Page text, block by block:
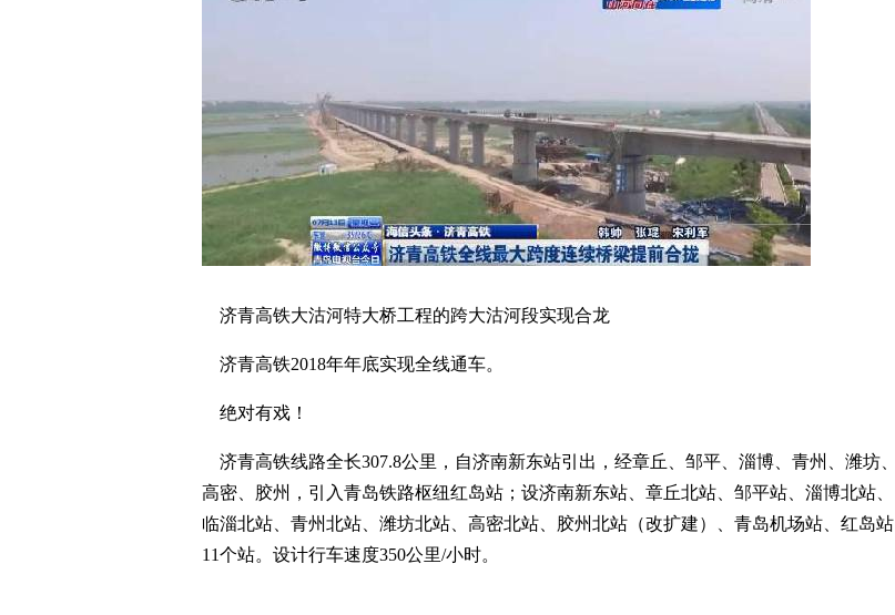
济青高铁大沽河特大桥工程的跨大沽河段实现合龙
济青高铁2018年年底实现全线通车。
绝对有戏！
济青高铁线路全长307.8公里，自济南新东站引出，经章丘、邹平、淄博、青州、潍坊、
高密、胶州，引入青岛铁路枢纽红岛站；设济南新东站、章丘北站、邹平站、淄博北站、
临淄北站、青州北站、潍坊北站、高密北站、胶州北站（改扩建）、青岛机场站、红岛站
11个站。设计行车速度350公里/小时。